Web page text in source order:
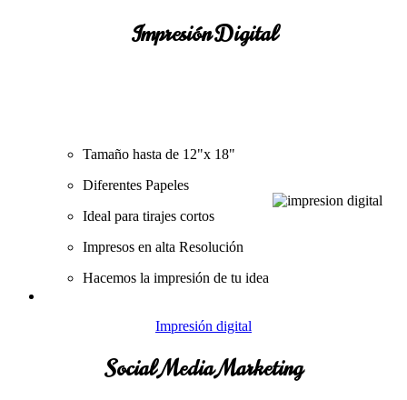
Impresión Digital
Tamaño hasta de 12"x 18"
Diferentes Papeles
Ideal para tirajes cortos
Impresos en alta Resolución
Hacemos la impresión de tu idea
Impresión digital
Social Media Marketing